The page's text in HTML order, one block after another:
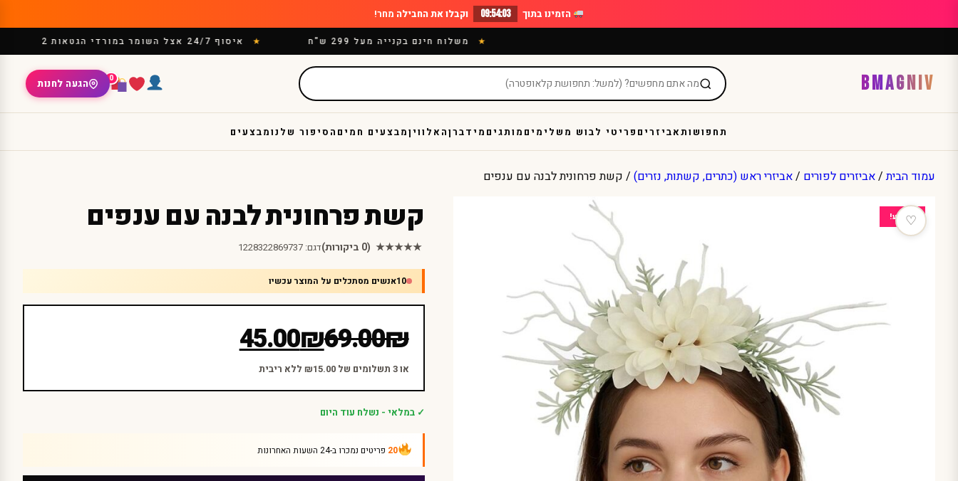
to
הזמינו בתוך 09:54:02 וקבלו את החבילה מחר!
משלוח חינם בקנייה מעל 299 ש"ח איסוף 24/7 אצל השומר במורדי הגטאות 2
BMAGNIV
0 הגעה לחנות
תחפושותאביזרים פריטי לבוש משלימים מותגים מידברןהאלוויןמבצעים חמים הסיפור שלנומבצעים
עמוד הבית/אביזרים לפורים /אביזרי ראש (כתרים, קשתות, נזרים) / קשת פרחונית לבנה עם ענפים
מבצע! קשת פרחונית לבנה עם ענפים ♡
★★★★★ (0 ביקורות) דגם:1228322869737
10אנשים מסתכלים על המוצר עכשיו
₪
69.00המחיר
המקורי
היה:
₪
45.00
המחיר
הנוכחי
הוא:
או 3 תשלומים של ₪15.00 ללא ריבית
✓ במלאי - נשלח עוד היום
20 פריטים נמכרו ב-24 השעות האחרונות